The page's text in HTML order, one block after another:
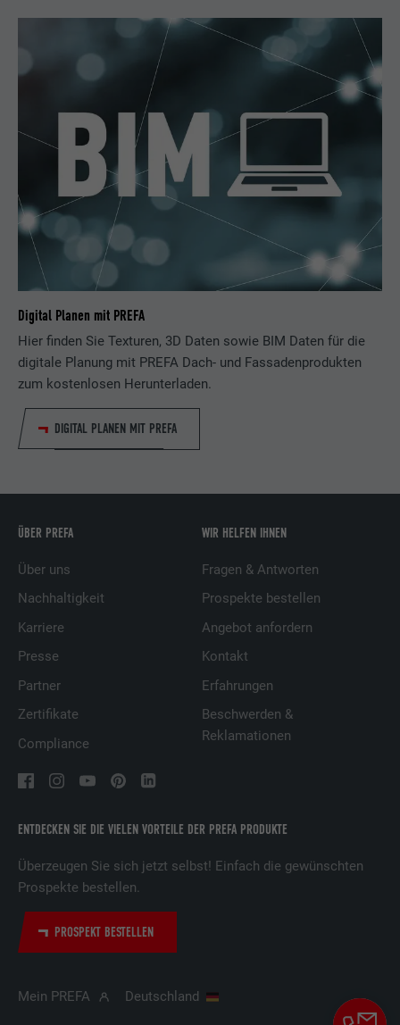
Digital Planen mit PREFA
Hier finden Sie Texturen, 3D Daten sowie BIM Daten für die
digitale Planung mit PREFA Dach- und Fassadenprodukten
zum kostenlosen Herunterladen.
DIGITAL PLANEN MIT PREFA
ENTDECKEN SIE DIE VIELEN VORTEILE DER PREFA PRODUKTE
Überzeugen Sie sich jetzt selbst! Einfach die gewünschten
Prospekte bestellen.
PROSPEKT BESTELLEN
ÜBER PREFA
Über uns
Nachhaltigkeit
Karriere
Presse
Partner
Zertifikate
Compliance
WIR HELFEN IHNEN
Fragen & Antworten
Prospekte bestellen
Angebot anfordern
Kontakt
Erfahrungen
Beschwerden &
Reklamationen
Mein PREFA Deutschland